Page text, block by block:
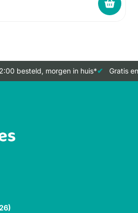
besteld, morgen in huis* Gratis